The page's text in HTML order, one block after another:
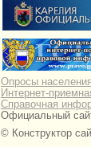
Опросы
Интернет-
Справочная
Официальный
© Конструктор